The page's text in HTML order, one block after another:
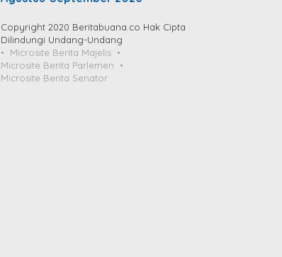
Copyright 2020 Beritabuana.co Hak Cipta
Dilindungi Undang-Undang
Microsite Berita Majelis
Microsite Berita Parlemen
Microsite Berita Senator